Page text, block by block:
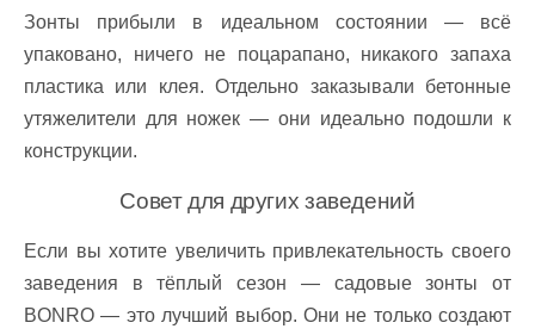
Зонты прибыли в идеальном состоянии — всё
упаковано, ничего не поцарапано, никакого запаха
пластика или клея. Отдельно заказывали бетонные
утяжелители для ножек — они идеально подошли к
конструкции.
Совет для других заведений
Если вы хотите увеличить привлекательность своего
заведения в тёплый сезон — садовые зонты от
BONRO — это лучший выбор. Они не только создают